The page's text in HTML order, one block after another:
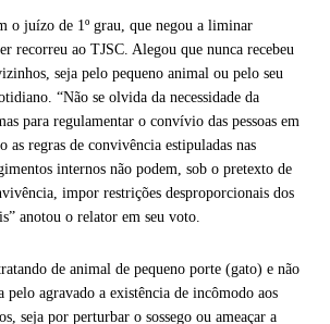
o juízo de 1º grau, que negou a liminar
recorreu ao TJSC. Alegou que nunca recebeu
seja pelo pequeno animal ou pelo seu
“Não se olvida da necessidade da
para regulamentar o convívio das pessoas em
as regras de convivência estipuladas nas
internos não podem, sob o pretexto de
impor restrições desproporcionais dos
anotou o relator em seu voto.
de animal de pequeno porte (gato) e não
pelo agravado a existência de incômodo aos
seja por perturbar o sossego ou ameaçar a